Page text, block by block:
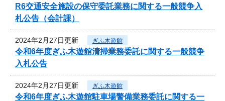
R6交通安全施設の保守委託業務に関する一般競争入
札公告（会計課）
2024年2月27日更新 ぎふ木遊館
令和6年度ぎふ木遊館清掃業務委託に関する一般競争
入札公告
2024年2月27日更新 ぎふ木遊館
令和6年度ぎふ木遊館駐車場警備業務委託に関する一